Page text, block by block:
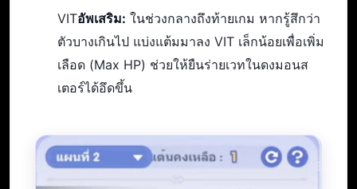
VITอัพเสริม: ในช่วงกลางถึงท้ายเกม หากรู้สึกว่า
ตัวบางเกินไป แบ่งแต้มมาลง VIT เล็กน้อยเพื่อเพิ่ม
เลือด (Max HP) ช่วยให้ยืนร่ายเวทในดงมอนส
เตอร์ได้อึดขึ้น